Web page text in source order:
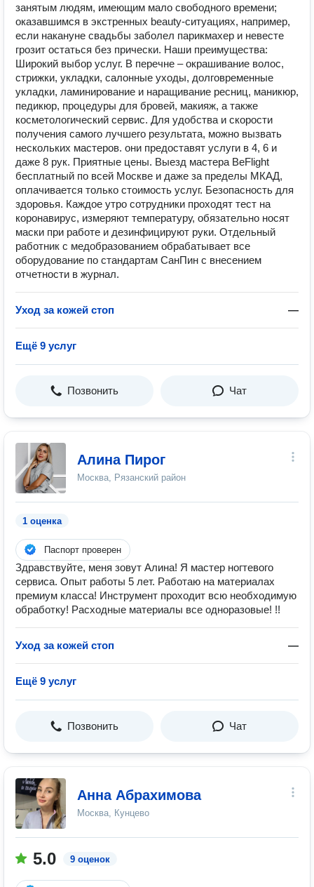
занятым людям, имеющим мало свободного времени;
оказавшимся в экстренных beauty-ситуациях, например,
если накануне свадьбы заболел парикмахер и невесте
грозит остаться без прически. Наши преимущества:
Широкий выбор услуг. В перечне – окрашивание волос,
стрижки, укладки, салонные уходы, долговременные
укладки, ламинирование и наращивание ресниц, маникюр,
педикюр, процедуры для бровей, макияж, а также
косметологический сервис. Для удобства и скорости
получения самого лучшего результата, можно вызвать
нескольких мастеров. они предоставят услуги в 4, 6 и
даже 8 рук. Приятные цены. Выезд мастера BeFlight
бесплатный по всей Москве и даже за пределы МКАД,
оплачивается только стоимость услуг. Безопасность для
здоровья. Каждое утро сотрудники проходят тест на
коронавирус, измеряют температуру, обязательно носят
маски при работе и дезинфицируют руки. Отдельный
работник с медобразованием обрабатывает все
оборудование по стандартам СанПин с внесением
отчетности в журнал.
Уход за кожей стоп —
Ещё 9 услуг
Позвонить Чат
Алина Пирог
Москва, Рязанский район
1 оценка
Паспорт проверен
Здравствуйте, меня зовут Алина! Я мастер ногтевого
сервиса. Опыт работы 5 лет. Работаю на материалах
премиум класса! Инструмент проходит всю необходимую
обработку! Расходные материалы все одноразовые! !!
Уход за кожей стоп —
Ещё 9 услуг
Позвонить Чат
Анна Абрахимова
Москва, Кунцево
5.0 9 оценок